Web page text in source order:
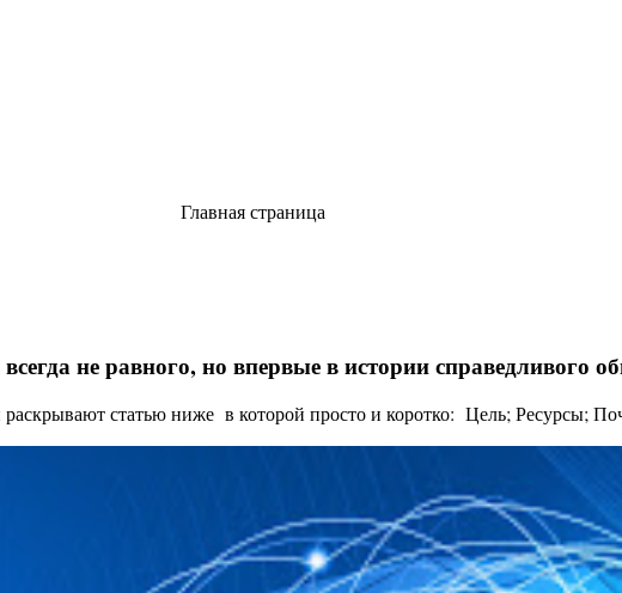
Главная страница
не равного, но впервые в истории справедливого
раскрывают статью ниже в которой просто и коротко: Цель; Ресурсы;